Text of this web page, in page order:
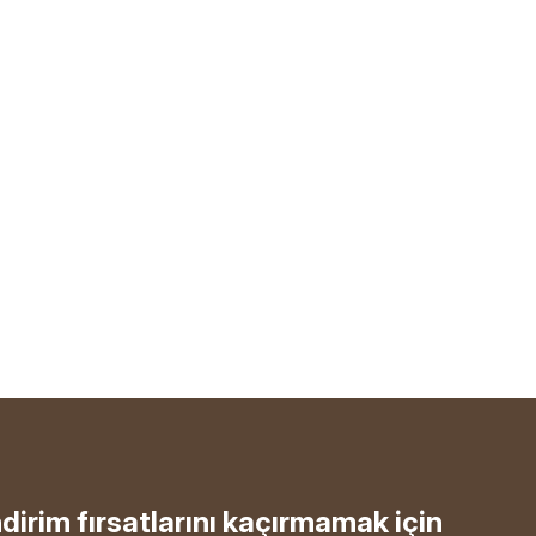
fırsatlarını kaçırmamak için